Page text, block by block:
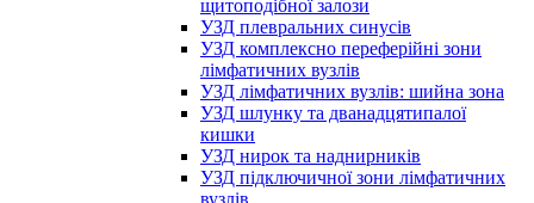
щитоподібної залози
УЗД плевральних синусів
УЗД комплексно переферійні зони
лімфатичних вузлів
УЗД лімфатичних вузлів: шийна зона
УЗД шлунку та дванадцятипалої
кишки
УЗД нирок та наднирників
УЗД підключичної зони лімфатичних
вузлів